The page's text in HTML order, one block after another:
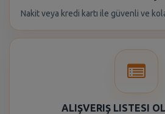
Nakit veya kredi kartı ile güvenli ve
ALIŞVERIŞ LISTESI